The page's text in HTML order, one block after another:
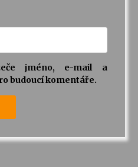
jméno, e-mail a
budoucí komentáře.